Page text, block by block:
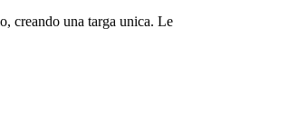
creando una targa unica. Le